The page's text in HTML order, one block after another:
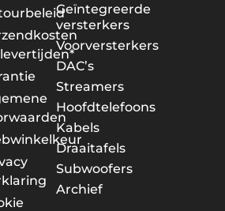
Geïntegreerde
versterkers
Voorversterkers
DAC’s
Streamers
Hoofdtelefoons
Kabels
Draaitafels
Subwoofers
Archief